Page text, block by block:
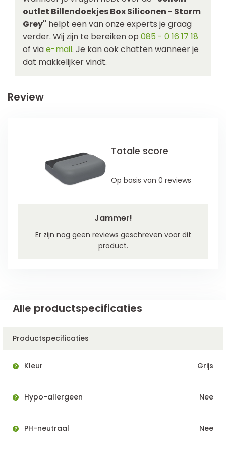
outlet Billendoekjes Box Siliconen - Storm
Grey" helpt een van onze experts je graag
verder. Wij zijn te bereiken op 085 - 0 16 17 18
of viae-mail. Je kan ook chatten wanneer je
dat makkelijker vindt.
Review
Jammer!
Er zijn nog geen reviews geschreven voor dit
product.
Totale score
Op basis van 0 reviews
Alle productspecificaties
Productspecificaties
Kleur Grijs
Hypo-allergeen Nee
PH-neutraal Nee